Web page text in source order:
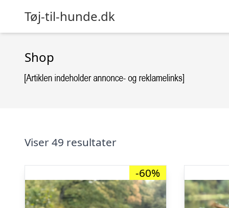
Tøj-til-hunde.dk
Shop
Viser 49 resultater
-60%